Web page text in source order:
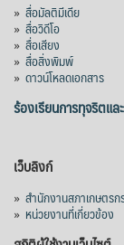
» สื่อมัลติมีเดีย
» สื่อวิดีโอ
» สื่อเสียง
» สื่อสิ่งพิมพ์
» ดาวน์โหลดเอกสาร
ร้องเรียนการทุจริตแ
เว็บลิงก์
» สำนักงานสภาเกษตร
» หน่วยงานที่เกี่ยวข้อง